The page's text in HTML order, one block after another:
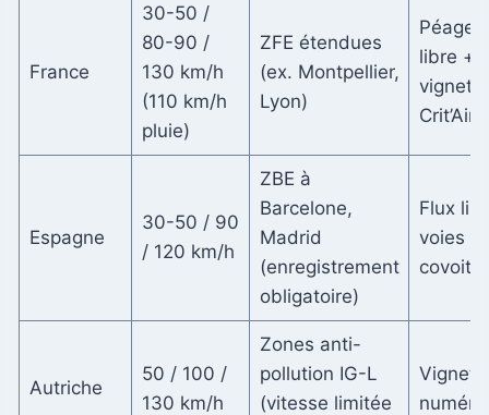
France
30-50 /
80-90 /
130 km/h
(110 km/h
pluie)
ZFE étendues
(ex. Montpellier,
Lyon)
libre +
vignette
Crit’Air
Espagne
30-50 / 90
/ 120 km/h
ZBE à
Barcelone,
Madrid
(enregistrement
obligatoire)
Flux
voies
Autriche
50 / 100 /
130 km/h
Zones anti-
pollution IG-L
(vitesse limitée